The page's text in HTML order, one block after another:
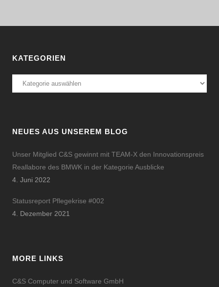
KATEGORIEN
Kategorien
NEUES AUS UNSEREM BLOG
Unser Mitglied C&S gewinnt mit TEAM-X den Innovationspreis
Reallabore des BMWK in der Kategorie Ausblicke
4. Juni 2022
Statusreport Pflegekrise #002
4. Dezember 2021
MORE LINKS
C&S Computer und Software GmbH